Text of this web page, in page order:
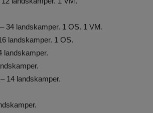
34 landskamper. 1 OS. 1 VM.
landskamper. 1 OS.
landskamper.
14 landskamper.